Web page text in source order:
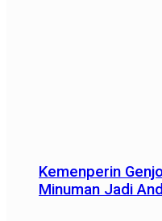
Kemenperin
Minuman Jadi